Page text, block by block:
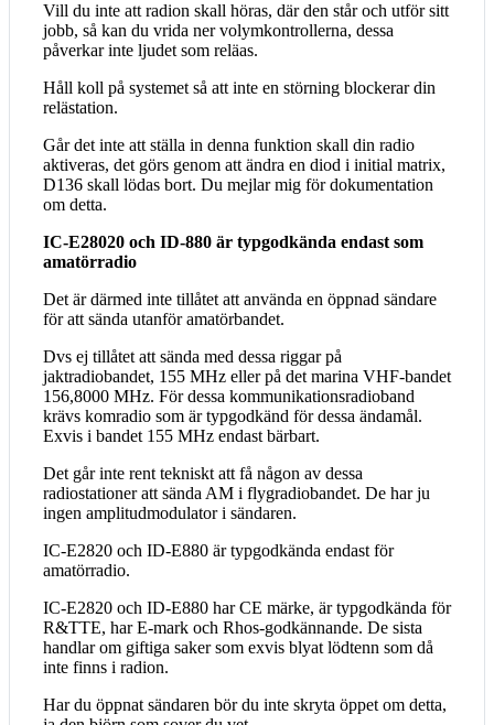
Vill du inte att radion skall höras, där den står och utför sitt
jobb, så kan du vrida ner volymkontrollerna, dessa
påverkar inte ljudet som reläas.
Håll koll på systemet så att inte en störning blockerar din
relästation.
Går det inte att ställa in denna funktion skall din radio
aktiveras, det görs genom att ändra en diod i initial matrix,
D136 skall lödas bort. Du mejlar mig för dokumentation
om detta.
IC-E28020 och ID-880 är typgodkända endast som
amatörradio
Det är därmed inte tillåtet att använda en öppnad sändare
för att sända utanför amatörbandet.
Dvs ej tillåtet att sända med dessa riggar på
jaktradiobandet, 155 MHz eller på det marina VHF-bandet
156,8000 MHz. För dessa kommunikationsradioband
krävs komradio som är typgodkänd för dessa ändamål.
Exvis i bandet 155 MHz endast bärbart.
Det går inte rent tekniskt att få någon av dessa
radiostationer att sända AM i flygradiobandet. De har ju
ingen amplitudmodulator i sändaren.
IC-E2820 och ID-E880 är typgodkända endast för
amatörradio.
IC-E2820 och ID-E880 har CE märke, är typgodkända för
R&TTE, har E-mark och Rhos-godkännande. De sista
handlar om giftiga saker som exvis blyat lödtenn som då
inte finns i radion.
Har du öppnat sändaren bör du inte skryta öppet om detta,